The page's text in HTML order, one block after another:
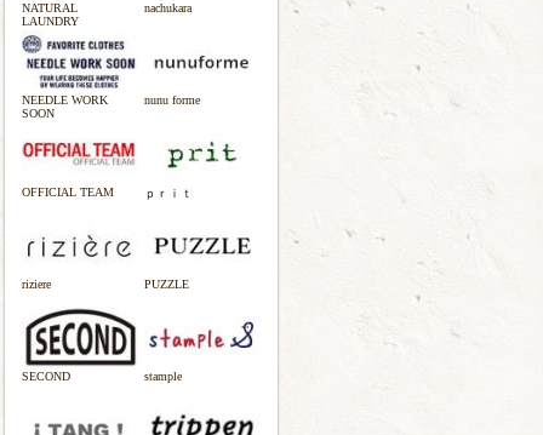
NATURAL
LAUNDRY
nachukara
NEEDLE WORK
SOON
nunu forme
OFFICIAL TEAM ｐｒｉｔ
riziere PUZZLE
SECOND stample